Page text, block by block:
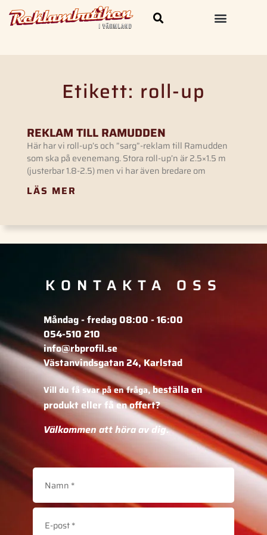
Etikett: roll-up
REKLAM TILL RAMUDDEN
Här har vi roll-up’s och ”sarg”-reklam till Ramudden
som ska på evenemang. Stora roll-up’n är 2.5×1.5 m
(justerbar 1.8-2.5) men vi har även bredare om
LÄS MER
KONTAKTA OSS
Måndag - fredag 08:00 - 16:00
054-510 210
info@rbprofil.se
Västanvindsgatan 24, Karlstad
Vill du få svar på en fråga,beställa en
produkt eller få en offert?
Välkommen att höra av dig.